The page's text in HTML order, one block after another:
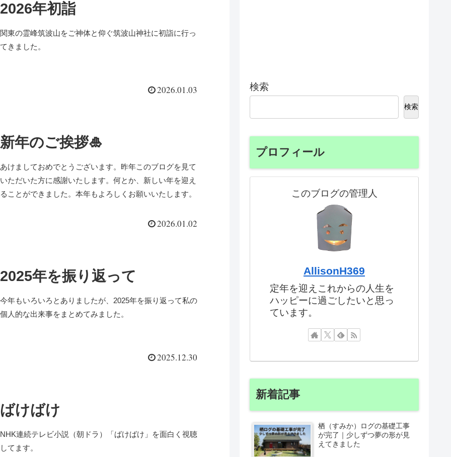
2026年初詣
関東の霊峰筑波山をご神体と仰ぐ筑波山神社に初詣に行っ
てきました。
2026.01.03
新年のご挨拶🎍
あけましておめでとうございます。昨年このブログを見て
いただいた方に感謝いたします。何とか、新しい年を迎え
ることができました。本年もよろしくお願いいたします。
2026.01.02
2025年を振り返って
今年もいろいろとありましたが、2025年を振り返って私の
個人的な出来事をまとめてみました。
2025.12.30
ばけばけ
NHK連続テレビ小説（朝ドラ）「ばけばけ」を面白く視聴
してます。
検索
検索
プロフィール
このブログの管理人
AllisonH369
定年を迎えこれからの人生を
ハッピーに過ごしたいと思っ
ています。
新着記事
栖（すみか）ログの基礎工事
が完了｜少しずつ夢の形が見
えてきました